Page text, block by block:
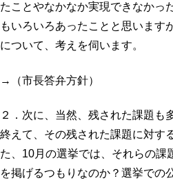
たことやなかなか実現できなかっ
もいろいろあったことと思います
について、考えを伺います。
→（市長答弁方針）
２．次に、当然、残された課題も
終えて、その残された課題に対す
た、10月の選挙では、それらの課
を掲げるつもりなのか？選挙での